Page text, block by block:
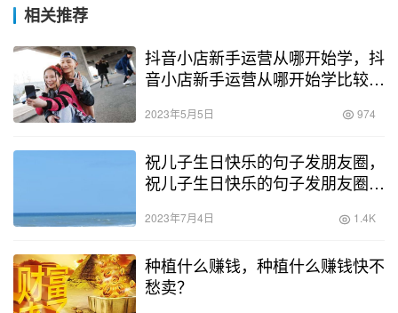
相关推荐
抖音小店新手运营从哪开始学，抖
音小店新手运营从哪开始学比较
2023年5月5日 974
祝儿子生日快乐的句子发朋友圈，
祝儿子生日快乐的句子发朋友圈
2023年7月4日 1.4K
种植什么赚钱，种植什么赚钱快不
愁卖？